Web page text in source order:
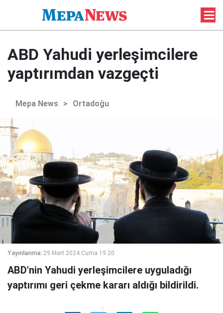
ABD Yahudi yerleşimcilere
yaptırımdan vazgeçti
Mepa News > Ortadoğu
Yayınlanma: 29 Mart 2024 Cuma 19:20
ABD'nin Yahudi yerleşimcilere uyguladığı
yaptırımı geri çekme kararı aldığı bildirildi.